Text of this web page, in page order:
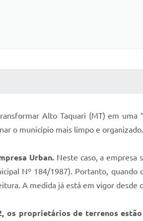
Alto Taquari (MT) em uma
o município mais limpo e organizado.
Urban. Neste caso, a empresa
Nº 184/1987). Portanto,
A medida já está em vigor desde
os proprietários de terrenos